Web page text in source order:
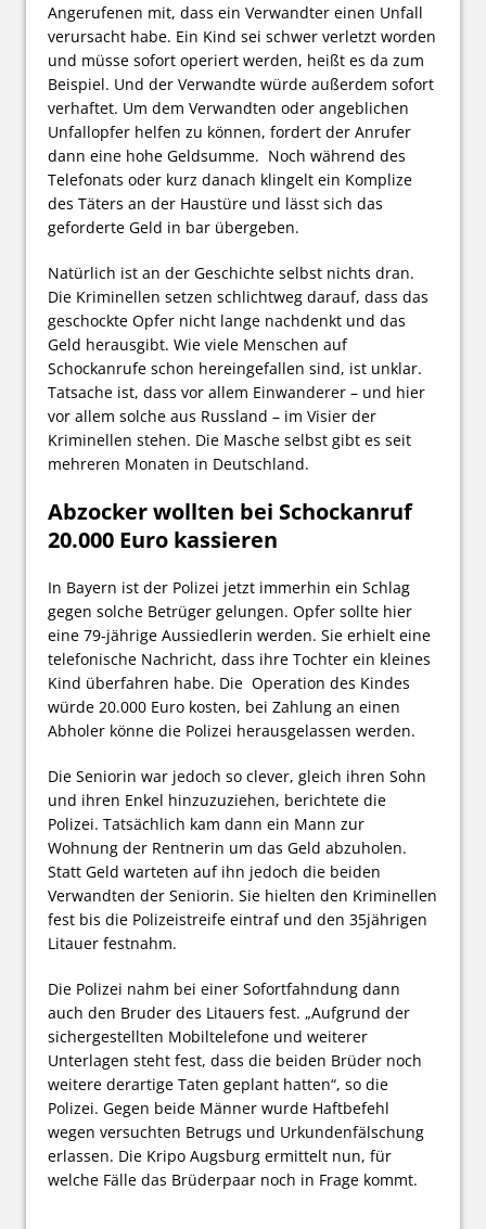
Angerufenen mit, dass ein Verwandter einen Unfall
verursacht habe. Ein Kind sei schwer verletzt worden
und müsse sofort operiert werden, heißt es da zum
Beispiel. Und der Verwandte würde außerdem sofort
verhaftet. Um dem Verwandten oder angeblichen
Unfallopfer helfen zu können, fordert der Anrufer
dann eine hohe Geldsumme. Noch während des
Telefonats oder kurz danach klingelt ein Komplize
des Täters an der Haustüre und lässt sich das
geforderte Geld in bar übergeben.
Natürlich ist an der Geschichte selbst nichts dran.
Die Kriminellen setzen schlichtweg darauf, dass das
geschockte Opfer nicht lange nachdenkt und das
Geld herausgibt. Wie viele Menschen auf
Schockanrufe schon hereingefallen sind, ist unklar.
Tatsache ist, dass vor allem Einwanderer – und hier
vor allem solche aus Russland – im Visier der
Kriminellen stehen. Die Masche selbst gibt es seit
mehreren Monaten in Deutschland.
Abzocker wollten bei Schockanruf
20.000 Euro kassieren
In Bayern ist der Polizei jetzt immerhin ein Schlag
gegen solche Betrüger gelungen. Opfer sollte hier
eine 79-jährige Aussiedlerin werden. Sie erhielt eine
telefonische Nachricht, dass ihre Tochter ein kleines
Kind überfahren habe. Die Operation des Kindes
würde 20.000 Euro kosten, bei Zahlung an einen
Abholer könne die Polizei herausgelassen werden.
Die Seniorin war jedoch so clever, gleich ihren Sohn
und ihren Enkel hinzuzuziehen, berichtete die
Polizei. Tatsächlich kam dann ein Mann zur
Wohnung der Rentnerin um das Geld abzuholen.
Statt Geld warteten auf ihn jedoch die beiden
Verwandten der Seniorin. Sie hielten den Kriminellen
fest bis die Polizeistreife eintraf und den 35jährigen
Litauer festnahm.
Die Polizei nahm bei einer Sofortfahndung dann
auch den Bruder des Litauers fest. „Aufgrund der
sichergestellten Mobiltelefone und weiterer
Unterlagen steht fest, dass die beiden Brüder noch
weitere derartige Taten geplant hatten“, so die
Polizei. Gegen beide Männer wurde Haftbefehl
wegen versuchten Betrugs und Urkundenfälschung
erlassen. Die Kripo Augsburg ermittelt nun, für
welche Fälle das Brüderpaar noch in Frage kommt.